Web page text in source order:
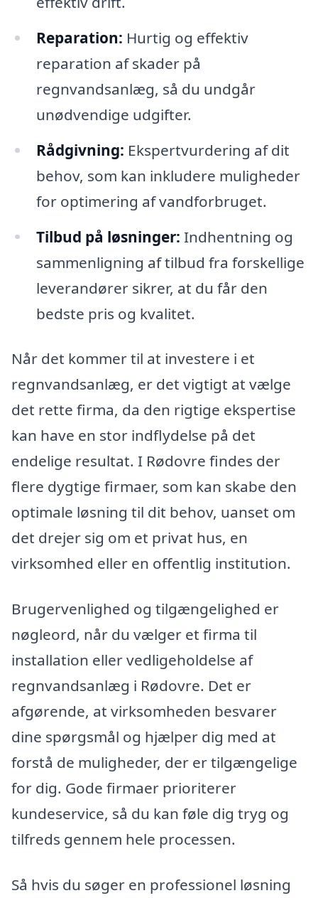
Reparation: Hurtig og effektiv
reparation af skader på
regnvandsanlæg, så du undgår
unødvendige udgifter.
Rådgivning: Ekspertvurdering af dit
behov, som kan inkludere muligheder
for optimering af vandforbruget.
Tilbud på løsninger: Indhentning og
sammenligning af tilbud fra forskellige
leverandører sikrer, at du får den
bedste pris og kvalitet.
Når det kommer til at investere i et
regnvandsanlæg, er det vigtigt at vælge
det rette firma, da den rigtige ekspertise
kan have en stor indflydelse på det
endelige resultat. I Rødovre findes der
flere dygtige firmaer, som kan skabe den
optimale løsning til dit behov, uanset om
det drejer sig om et privat hus, en
virksomhed eller en offentlig institution.
Brugervenlighed og tilgængelighed er
nøgleord, når du vælger et firma til
installation eller vedligeholdelse af
regnvandsanlæg i Rødovre. Det er
afgørende, at virksomheden besvarer
dine spørgsmål og hjælper dig med at
forstå de muligheder, der er tilgængelige
for dig. Gode firmaer prioriterer
kundeservice, så du kan føle dig tryg og
tilfreds gennem hele processen.
Så hvis du søger en professionel løsning